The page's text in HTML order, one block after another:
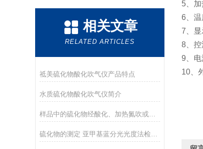
相关文章
RELATED ARTICLES
祗美硫化物酸化吹气仪产品特点
水质硫化物酸化吹气仪简介
样品中的硫化物经酸化、加热氮吹或蒸馏方法使用
5 、
6 、
7 、
8 、
9 、
10 、